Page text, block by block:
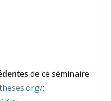
de ce séminaire
;